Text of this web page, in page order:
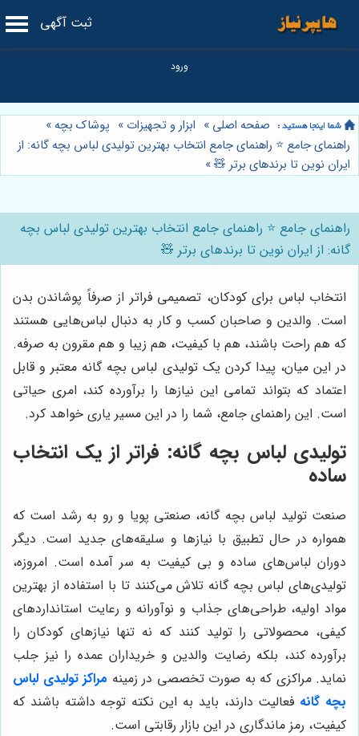
ثبت آگهی
صفحه اصلی » ابزار و تجهیزات » پوشاک بچه»
راهنمای جامع ⭐️ راهنمای جامع انتخاب بهترین تولیدی لباس بچه گانه: از
ایران نوین تا برندهای برتر 🧸»
راهنمای جامع ⭐️ راهنمای جامع انتخاب بهترین تولیدی لباس بچه
گانه: از ایران نوین تا برندهای برتر 🧸
انتخاب لباس برای کودکان، تصمیمی فراتر از صرفاً پوشاندن بدن
است. والدین و صاحبان کسب و کار به دنبال لباس‌هایی هستند
که هم راحت باشند، هم با کیفیت، هم زیبا و هم مقرون به صرفه.
در این میان، پیدا کردن یک تولیدی لباس بچه گانه معتبر و قابل
اعتماد که بتواند تمامی این نیازها را برآورده کند، امری حیاتی
است. این راهنمای جامع، شما را در این مسیر یاری خواهد کرد.
تولیدی لباس بچه گانه: فراتر از یک انتخاب
ساده
صنعت تولید لباس بچه گانه، صنعتی پویا و رو به رشد است که
همواره در حال تطبیق با نیازها و سلیقه‌های جدید است. دیگر
دوران لباس‌های ساده و بی کیفیت به سر آمده است. امروزه،
تولیدی‌های لباس بچه گانه تلاش می‌کنند تا با استفاده از بهترین
مواد اولیه، طراحی‌های جذاب و نوآورانه و رعایت استانداردهای
کیفی، محصولاتی را تولید کنند که نه تنها نیازهای کودکان را
برآورده کند، بلکه رضایت والدین و خریداران عمده را نیز جلب
نماید. مراکزی که به صورت تخصصی در زمینه مراکز تولیدی لباس
بچه گانه فعالیت دارند، باید به این نکته توجه داشته باشند که
کیفیت، رمز ماندگاری در این بازار رقابتی است.